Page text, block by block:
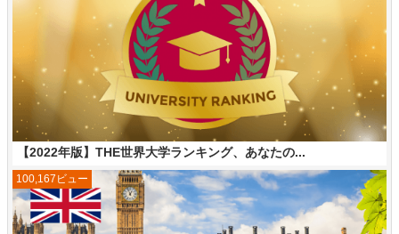
【2022年版】THE世界大学ランキング、あなたの...
100,167ビュー